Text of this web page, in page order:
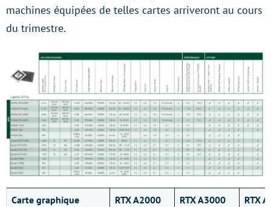
machines équipées de telles cartes arriveront au cours
du trimestre.
Carte graphique RTX A2000 RTX A3000
RTX